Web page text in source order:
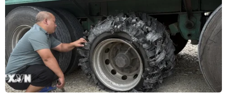
Nhớ rằng đừng quá tham lam chọn màu kem
nền quá sáng, quá lệch so với vùng da ở cổ,
ngực và tai nhé!
Màu son bóng nhẹ:
Màu son đỏ cam rực rỡ khiến chị em mê mệt là